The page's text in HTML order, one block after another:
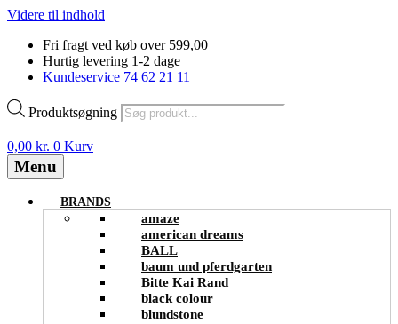
Videre til indhold
Fri fragt ved køb over 599,00
Hurtig levering 1-2 dage
Kundeservice 74 62 21 11
Produktsøgning
0,00 kr. 0 Kurv
Menu
BRANDS
amaze
american dreams
BALL
baum und pferdgarten
Bitte Kai Rand
black colour
blundstone